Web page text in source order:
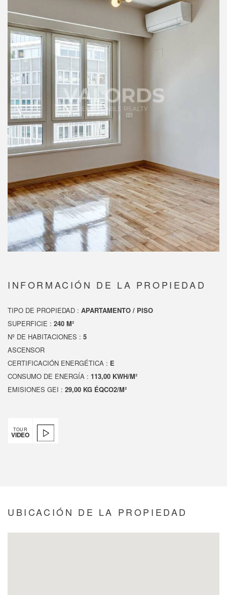
INFORMACIÓN DE LA PROPIEDAD
TIPO DE PROPIEDAD : APARTAMENTO / PISO
SUPERFICIE : 240 M²
Nº DE HABITACIONES : 5
ASCENSOR
CERTIFICACIÓN ENERGÉTICA : E
CONSUMO DE ENERGÍA : 113,00 KWH/M²
EMISIONES GEI : 29,00 KG ÉQCO2/M²
TOUR
VIDEO
UBICACIÓN DE LA PROPIEDAD